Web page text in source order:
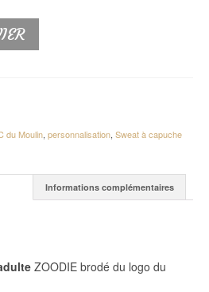
du Moulin, personnalisation, Sweat à capuche
Informations complémentaires
ZOODIE brodé du logo du